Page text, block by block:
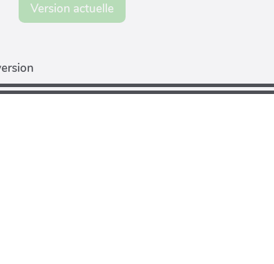
Version actuelle